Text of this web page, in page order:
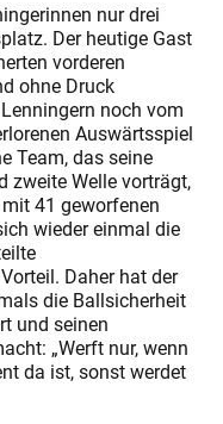
nur drei
Der heutige Gast
vorderen
ohne Druck
noch vom
Auswärtsspiel
Team, das seine
zweite Welle vorträgt,
41 geworfenen
wieder einmal die
Daher hat der
die Ballsicherheit
und seinen
„Werft nur, wenn
da ist, sonst werdet